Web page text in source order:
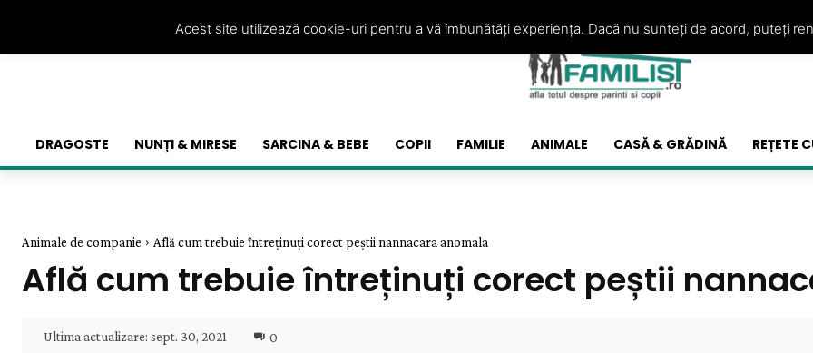
DRAGOSTE NUNȚI & MIRESE SARCINA & BEBE COPII FAMILIE ANIMALE CASĂ & GRĂDINĂ REȚETE
Animale de companie Află cum trebuie întreținuți corect peștii nannacara anomala
Află cum trebuie întreținuți corect peștii
Ultima actualizare: sept. 30, 2021 0
Acest site utilizează cookie-uri pentru a vă îmbunătăți experiența. Dacă nu sunteți de acord, puteți